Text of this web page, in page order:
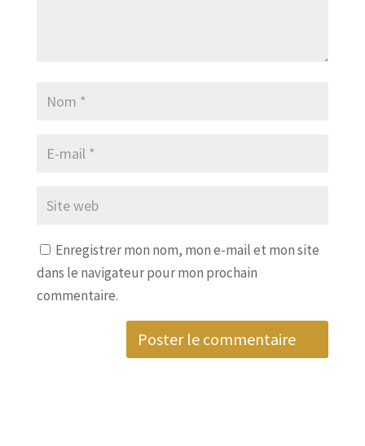
Enregistrer mon nom, mon e-mail et mon site
dans le navigateur pour mon prochain
commentaire.